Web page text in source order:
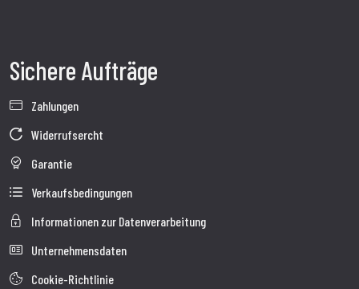
Sichere Aufträge
Zahlungen
Widerrufsercht
Garantie
Verkaufsbedingungen
Informationen zur Datenverarbeitung
Unternehmensdaten
Cookie-Richtlinie